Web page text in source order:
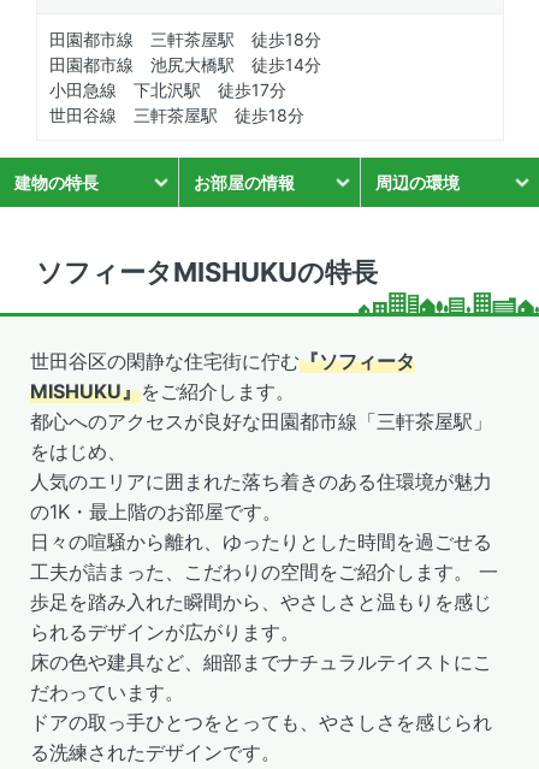
田園都市線 三軒茶屋駅 徒歩18分
田園都市線 池尻大橋駅 徒歩14分
小田急線 下北沢駅 徒歩17分
世田谷線 三軒茶屋駅 徒歩18分
建物の特長 お部屋の情報 周辺の環境
ソフィータMISHUKUの特長
世田谷区の閑静な住宅街に佇む『ソフィータ
MISHUKU』をご紹介します。
都心へのアクセスが良好な田園都市線「三軒茶屋駅」
をはじめ、
人気のエリアに囲まれた落ち着きのある住環境が魅力
の1K・最上階のお部屋です。
日々の喧騒から離れ、ゆったりとした時間を過ごせる
工夫が詰まった、こだわりの空間をご紹介します。 一
歩足を踏み入れた瞬間から、やさしさと温もりを感じ
られるデザインが広がります。
床の色や建具など、細部までナチュラルテイストにこ
だわっています。
ドアの取っ手ひとつをとっても、やさしさを感じられ
る洗練されたデザインです。